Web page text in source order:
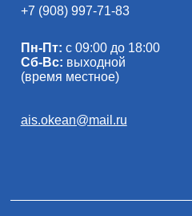
+7 (908) 997-71-83
Пн-Пт: с 09:00 до 18:00
Сб-Вс: выходной
(время местное)
ais.okean@mail.ru